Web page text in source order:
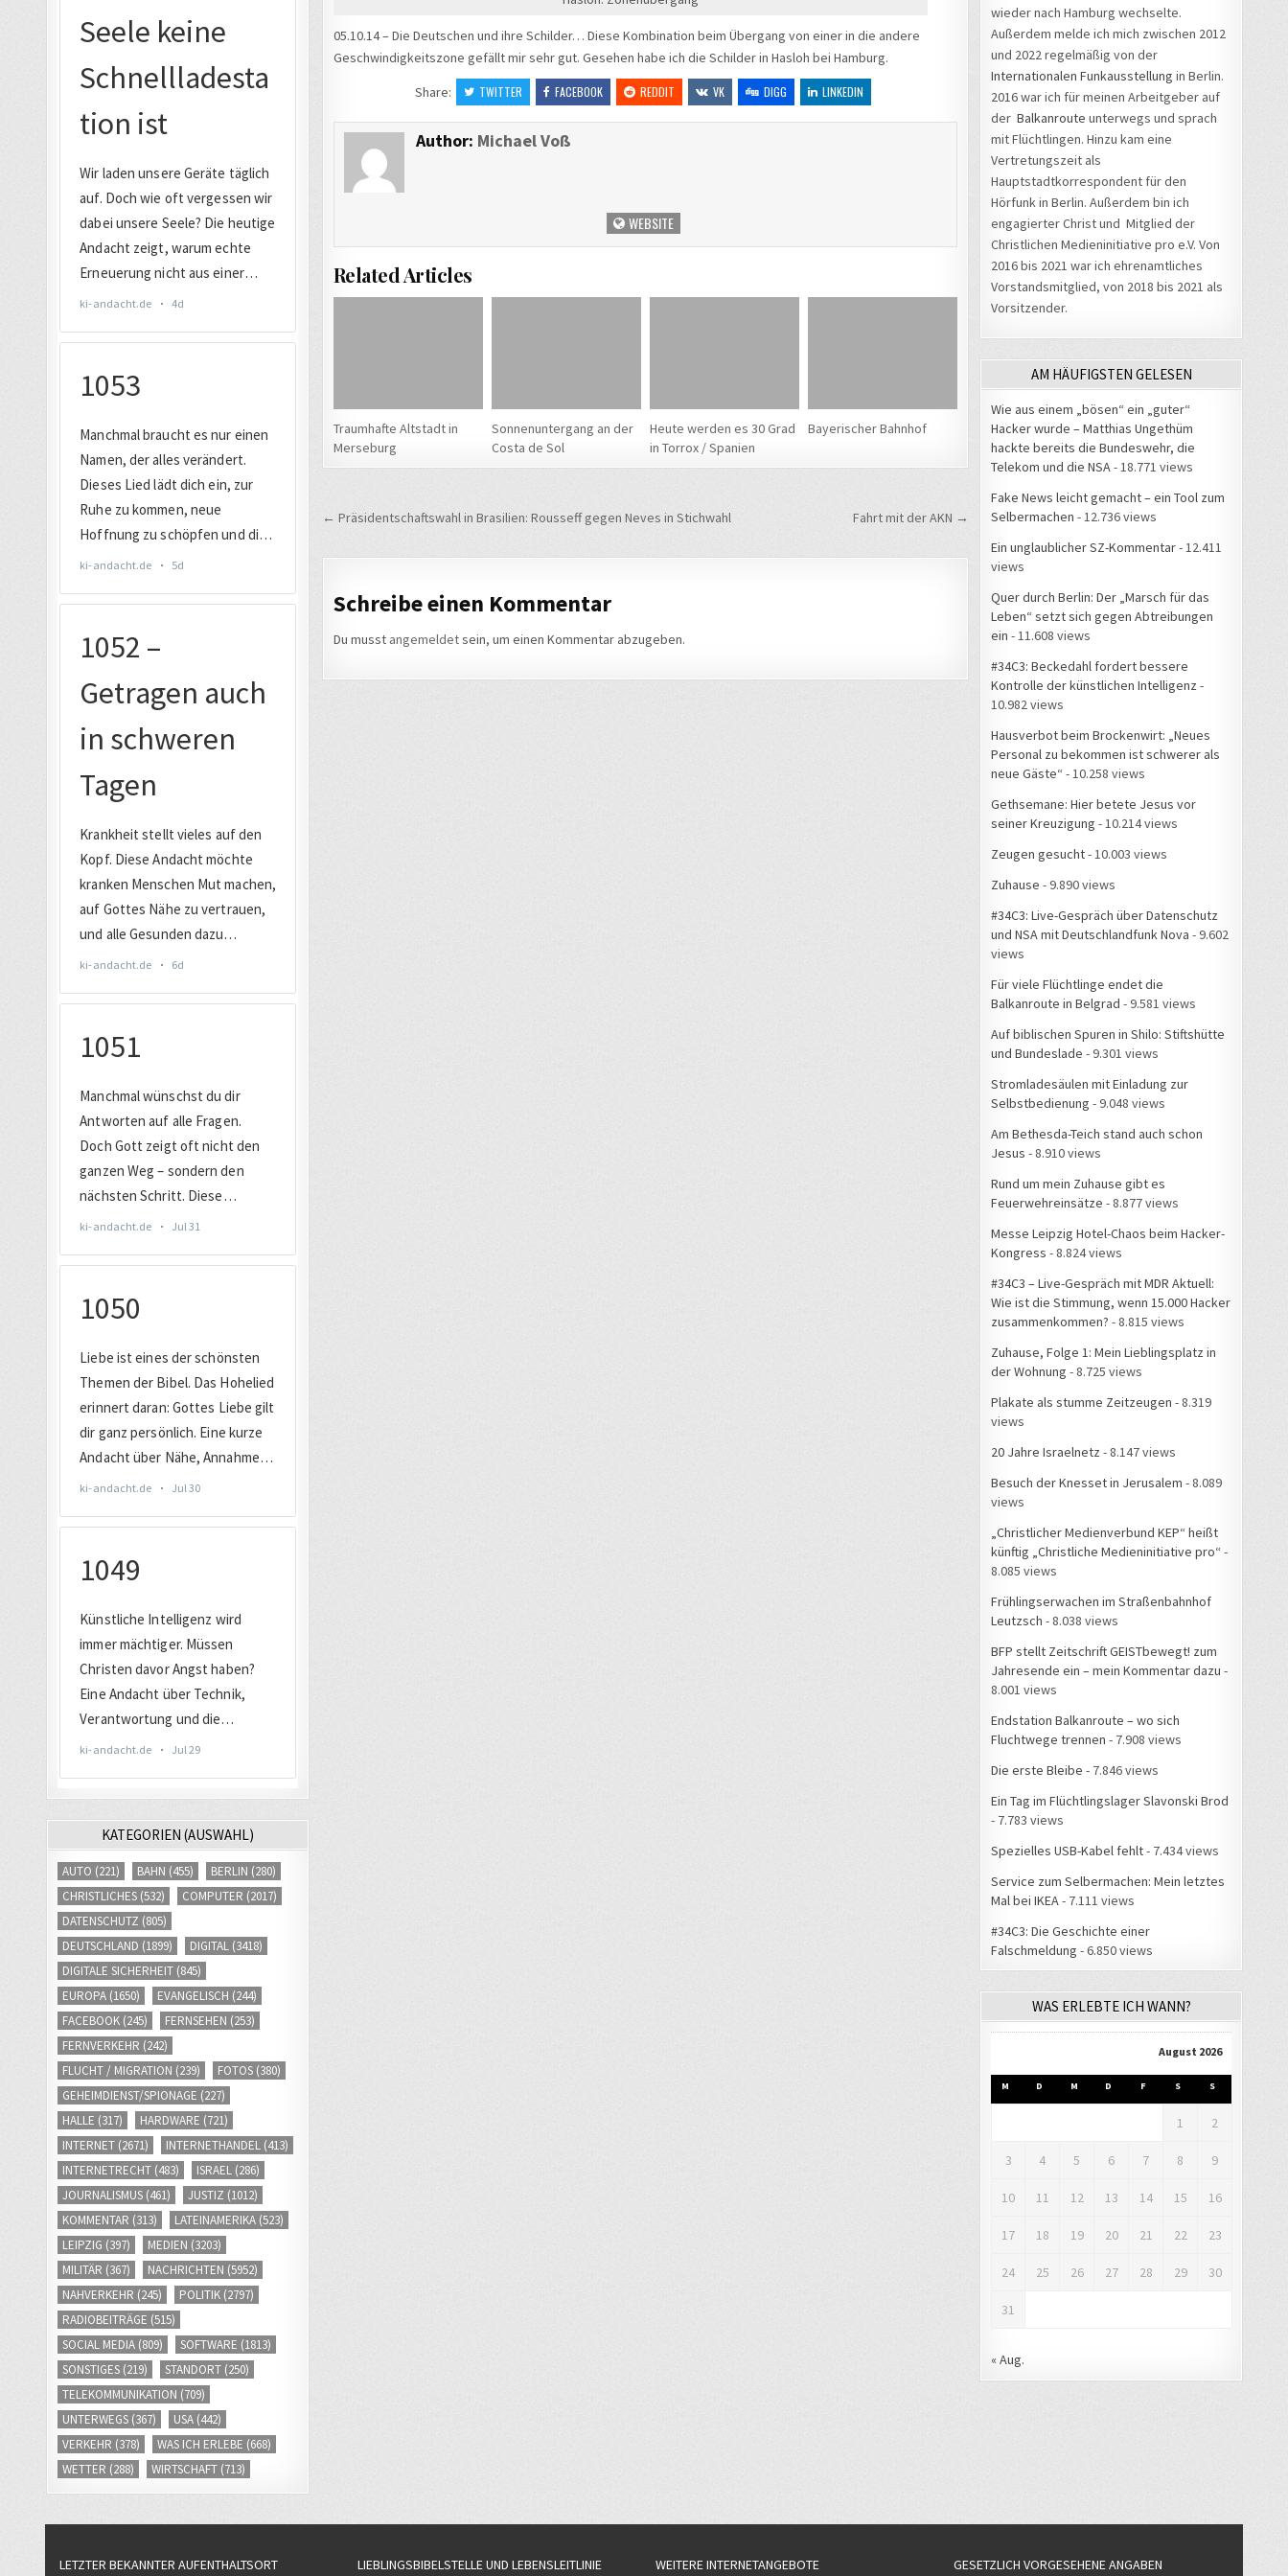
05.10.14 – Die Deutschen und ihre Schilder… Diese Kombination beim Übergang von einer in die andere
Geschwindigkeitszone gefällt mir sehr gut. Gesehen habe ich die Schilder in Hasloh bei Hamburg.
Share:
TWITTER FACEBOOK REDDIT VK DIGG LINKEDIN
Author: Michael Voß
WEBSITE
Related Articles
Traumhafte Altstadt in
Merseburg
Sonnenuntergang an der
Costa de Sol
Heute werden es 30 Grad
in Torrox / Spanien
Bayerischer Bahnhof
Beitragsnavigation Fahrt mit der AKN →
← Präsidentschaftswahl in Brasilien: Rousseff gegen Neves in Stichwahl
Schreibe einen Kommentar
Du musst angemeldetsein, um einen Kommentar abzugeben.
KATEGORIEN (AUSWAHL)
AUTO (221) BAHN (455) BERLIN (280)
CHRISTLICHES (532) COMPUTER (2017)
DATENSCHUTZ (805)
DEUTSCHLAND (1899) DIGITAL (3418)
DIGITALE SICHERHEIT (845)
EUROPA (1650) EVANGELISCH (244)
FACEBOOK (245) FERNSEHEN (253)
FERNVERKEHR (242)
FLUCHT / MIGRATION (239) FOTOS (380)
GEHEIMDIENST/SPIONAGE (227)
HALLE (317) HARDWARE (721)
INTERNET (2671) INTERNETHANDEL (413)
INTERNETRECHT (483) ISRAEL (286)
JOURNALISMUS (461) JUSTIZ (1012)
KOMMENTAR (313) LATEINAMERIKA (523)
LEIPZIG (397) MEDIEN (3203)
MILITÄR (367) NACHRICHTEN (5952)
NAHVERKEHR (245) POLITIK (2797)
RADIOBEITRÄGE (515)
SOCIAL MEDIA (809) SOFTWARE (1813)
SONSTIGES (219) STANDORT (250)
TELEKOMMUNIKATION (709)
UNTERWEGS (367) USA (442)
VERKEHR (378) WAS ICH ERLEBE (668)
WETTER (288) WIRTSCHAFT (713)
wieder nach Hamburg wechselte.
Außerdem melde ich mich zwischen 2012
und 2022 regelmäßig von der
Internationalen Funkausstellung in Berlin.
2016 war ich für meinen Arbeitgeber auf
der Balkanroute unterwegs und sprach
mit Flüchtlingen. Hinzu kam eine
Vertretungszeit als
Hauptstadtkorrespondent für den
Hörfunk in Berlin. Außerdem bin ich
engagierter Christ und Mitglied der
Christlichen Medieninitiative pro e.V. Von
2016 bis 2021 war ich ehrenamtliches
Vorstandsmitglied, von 2018 bis 2021 als
Vorsitzender.
AM HÄUFIGSTEN GELESEN
Wie aus einem „bösen“ ein „guter“
Hacker wurde – Matthias Ungethüm
hackte bereits die Bundeswehr, die
Telekom und die NSA - 18.771 views
Fake News leicht gemacht – ein Tool zum
Selbermachen - 12.736 views
Ein unglaublicher SZ-Kommentar- 12.411
views
Quer durch Berlin: Der „Marsch für das
Leben“ setzt sich gegen Abtreibungen
ein - 11.608 views
#34C3: Beckedahl fordert bessere
Kontrolle der künstlichen Intelligenz -
10.982 views
Hausverbot beim Brockenwirt: „Neues
Personal zu bekommen ist schwerer als
neue Gäste“ - 10.258 views
Gethsemane: Hier betete Jesus vor
seiner Kreuzigung - 10.214 views
Zeugen gesucht- 10.003 views
Zuhause - 9.890 views
#34C3: Live-Gespräch über Datenschutz
und NSA mit Deutschlandfunk Nova - 9.602
views
Für viele Flüchtlinge endet die
Balkanroute in Belgrad - 9.581 views
Auf biblischen Spuren in Shilo: Stiftshütte
und Bundeslade - 9.301 views
Stromladesäulen mit Einladung zur
Selbstbedienung - 9.048 views
Am Bethesda-Teich stand auch schon
Jesus - 8.910 views
Rund um mein Zuhause gibt es
Feuerwehreinsätze - 8.877 views
Messe Leipzig Hotel-Chaos beim Hacker-
Kongress - 8.824 views
#34C3 – Live-Gespräch mit MDR Aktuell:
Wie ist die Stimmung, wenn 15.000 Hacker
zusammenkommen? - 8.815 views
Zuhause, Folge 1: Mein Lieblingsplatz in
der Wohnung - 8.725 views
Plakate als stumme Zeitzeugen - 8.319
views
20 Jahre Israelnetz - 8.147 views
Besuch der Knesset in Jerusalem - 8.089
views
„Christlicher Medienverbund KEP“ heißt
künftig „Christliche Medieninitiative pro“ -
8.085 views
Frühlingserwachen im Straßenbahnhof
Leutzsch - 8.038 views
BFP stellt Zeitschrift GEISTbewegt! zum
Jahresende ein – mein Kommentar dazu -
8.001 views
Endstation Balkanroute – wo sich
Fluchtwege trennen - 7.908 views
Die erste Bleibe - 7.846 views
Ein Tag im Flüchtlingslager Slavonski Brod
- 7.783 views
Spezielles USB-Kabel fehlt- 7.434 views
Service zum Selbermachen: Mein letztes
Mal bei IKEA - 7.111 views
#34C3: Die Geschichte einer
Falschmeldung - 6.850 views
WAS ERLEBTE ICH WANN?
August 2026
M D M D F S S
1 2
3 4 5 6 7 8 9
10 11 12 13 14 15 16
17 18 19 20 21 22 23
24 25 26 27 28 29 30
31
« Aug.
LETZTER BEKANNTER AUFENTHALTSORT LIEBLINGSBIBELSTELLE UND LEBENSLEITLINIE WEITERE INTERNETANGEBOTE GESETZLICH VORGESEHENE ANGABEN